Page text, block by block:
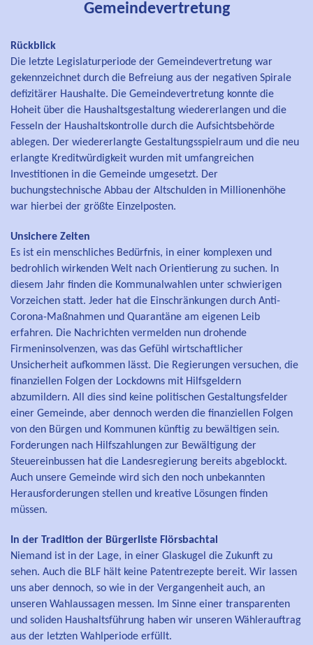
Gemeindevertretung
Rückblick
Die letzte Legislaturperiode der Gemeindevertretung war
gekennzeichnet durch die Befreiung aus der negativen Spirale
defizitärer Haushalte. Die Gemeindevertretung konnte die
Hoheit über die Haushaltsgestaltung wiedererlangen und die
Fesseln der Haushaltskontrolle durch die Aufsichtsbehörde
ablegen. Der wiedererlangte Gestaltungsspielraum und die neu
erlangte Kreditwürdigkeit wurden mit umfangreichen
Investitionen in die Gemeinde umgesetzt. Der
buchungstechnische Abbau der Altschulden in Millionenhöhe
war hierbei der größte Einzelposten.
Unsichere Zeiten
Es ist ein menschliches Bedürfnis, in einer komplexen und
bedrohlich wirkenden Welt nach Orientierung zu suchen. In
diesem Jahr finden die Kommunalwahlen unter schwierigen
Vorzeichen statt. Jeder hat die Einschränkungen durch Anti-
Corona-Maßnahmen und Quarantäne am eigenen Leib
erfahren. Die Nachrichten vermelden nun drohende
Firmeninsolvenzen, was das Gefühl wirtschaftlicher
Unsicherheit aufkommen lässt. Die Regierungen versuchen, die
finanziellen Folgen der Lockdowns mit Hilfsgeldern
abzumildern. All dies sind keine politischen Gestaltungsfelder
einer Gemeinde, aber dennoch werden die finanziellen Folgen
von den Bürgen und Kommunen künftig zu bewältigen sein.
Forderungen nach Hilfszahlungen zur Bewältigung der
Steuereinbussen hat die Landesregierung bereits abgeblockt.
Auch unsere Gemeinde wird sich den noch unbekannten
Herausforderungen stellen und kreative Lösungen finden
müssen.
In der Tradition der Bürgerliste Flörsbachtal
Niemand ist in der Lage, in einer Glaskugel die Zukunft zu
sehen. Auch die BLF hält keine Patentrezepte bereit. Wir lassen
uns aber dennoch, so wie in der Vergangenheit auch, an
unseren Wahlaussagen messen. Im Sinne einer transparenten
und soliden Haushaltsführung haben wir unseren Wählerauftrag
aus der letzten Wahlperiode erfüllt.